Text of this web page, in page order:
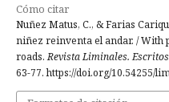
Cómo citar
Nuñez Matus, C., & Farias
niñez reinventa el andar. / With
roads.Revista Liminales.
63-77. https://doi.org/10.54255/